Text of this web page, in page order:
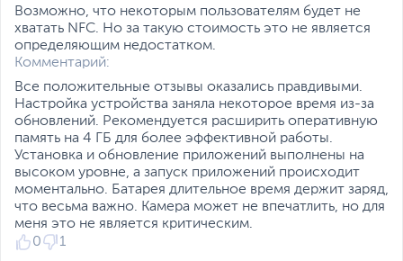
* Для лучшего звукового эффекта рекомендуется
одновременно подключать не более 3 динамиков
Bluetooth.
HiOS 6.2, более оптимизированная мобильная жизнь
Основанная на Android 10 (версия Go), HiOS 6.2
обеспечивает более интеллектуальный и удобный
пользовательский интерфейс.
Стильный тонкий дизайн
Глянцевый цвет и красивый узор вместе показывают
больше световых и теневых эффектов при различных
сценариях изменения освещения. Защитное стекло
2.5D и трехмерный радианный дизайн корпуса
обеспечивают более удобный захват.
Мобильный интернет 4G
Поддерживаемые
частоты
Поддерживаемые
частоты 4G, МГц
700, 800, 900, 1800,
2100, 2300, 2600
Беспроводные
интерфейсы
Wi-Fi,Bluetooth
Версия Bluetooth
Датчики навигации GPS, A-GPS, ГЛОНАСС
Питание
Возможно, что некоторым пользователям будет не
хватать NFC. Но за такую стоимость это не является
определяющим недостатком.
Комментарий:
Все положительные отзывы оказались правдивыми.
Настройка устройства заняла некоторое время из-за
обновлений. Рекомендуется расширить оперативную
память на 4 ГБ для более эффективной работы.
Установка и обновление приложений выполнены на
высоком уровне, а запуск приложений происходит
моментально. Батарея длительное время держит заряд,
что весьма важно. Камера может не впечатлить, но для
меня это не является критическим.
0
1